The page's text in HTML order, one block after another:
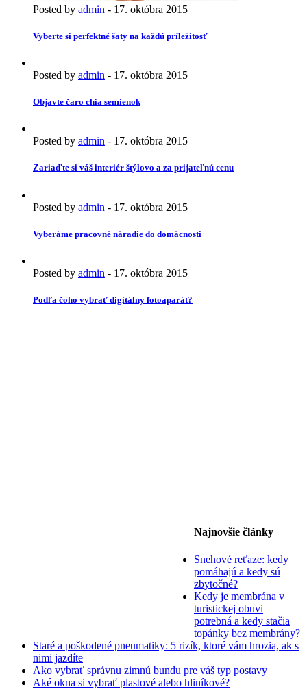
Posted by admin - 17. októbra 2015
Vyberte si perfektné šaty na každú príležitosť
Posted by admin - 17. októbra 2015
Objavte čaro chia semienok
Posted by admin - 17. októbra 2015
Zariaďte si váš interiér štýlovo a za prijateľnú cenu
Posted by admin - 17. októbra 2015
Vyberáme pracovné náradie do domácnosti
Posted by admin - 17. októbra 2015
Podľa čoho vybrať digitálny fotoaparát?
Najnovšie články
Snehové reťaze: kedy
pomáhajú a kedy sú
zbytočné?
Kedy je membrána v
turistickej obuvi
potrebná a kedy stačia
topánky bez membrány?
Staré a poškodené pneumatiky: 5 rizík, ktoré vám hrozia, ak s
nimi jazdíte
Ako vybrať správnu zimnú bundu pre váš typ postavy
Aké okna si vybrať plastové alebo hliníkové?